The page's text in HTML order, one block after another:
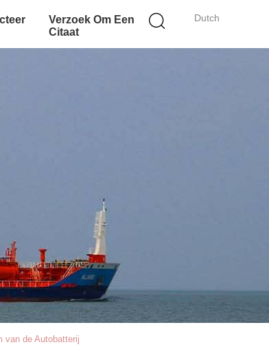
Dutch
Verzoek Om Een
Citaat
van de Autobatterij